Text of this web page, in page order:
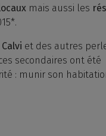
mais aussi les
et des autres
secondaires ont été
: munir son